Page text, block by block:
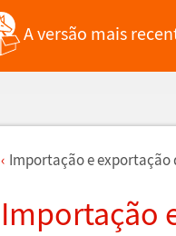
A versão mais
Importação e exportação
Importação